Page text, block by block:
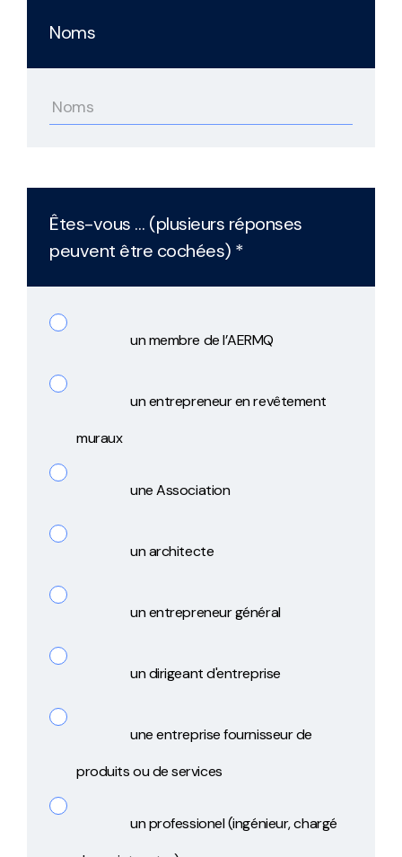
Noms
Êtes-vous … (plusieurs réponses
peuvent être cochées) *
un membre de l’AERMQ
un entrepreneur en revêtement
muraux
une Association
un architecte
un entrepreneur général
un dirigeant d'entreprise
une entreprise fournisseur de
produits ou de services
un professionel (ingénieur, chargé